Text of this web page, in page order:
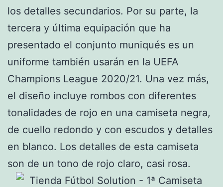
los detalles secundarios. Por su parte, la
tercera y última equipación que ha
presentado el conjunto muniqués es un
uniforme también usarán en la UEFA
Champions League 2020/21. Una vez más,
el diseño incluye rombos con diferentes
tonalidades de rojo en una camiseta negra,
de cuello redondo y con escudos y detalles
en blanco. Los detalles de esta camiseta
son de un tono de rojo claro, casi rosa.